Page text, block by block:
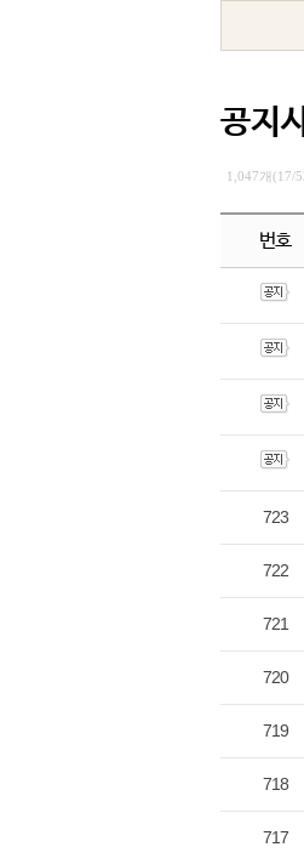
공지
1,047개(17/
번호
723
722
721
720
719
718
717